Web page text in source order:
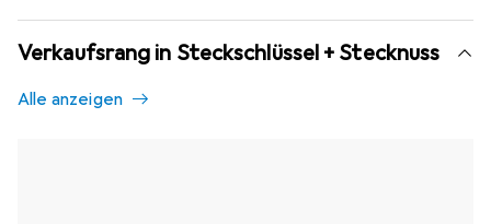
Verkaufsrang in Steckschlüssel + Stecknuss
Alle anzeigen